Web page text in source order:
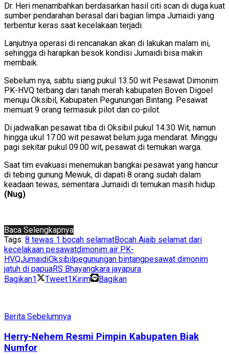
Dr. Heri menambahkan berdasarkan hasil citi scan di duga kuat
sumber pendarahan berasal dari bagian limpa Jumaidi yang
terbentur keras saat kecelakaan terjadi.
Lanjutnya operasi di rencanakan akan di lakukan malam ini,
sehingga di harapkan besok kondisi Jumaidi bisa makin
membaik.
Sebelum nya, sabtu siang pukul 13.50 wit Pesawat Dimonim
PK-HVQ terbang dari tanah merah kabupaten Boven Digoel
menuju Oksibil, Kabupaten Pegunungan Bintang. Pesawat
memuat 9 orang termasuk pilot dan co-pilot.
Di jadwalkan pesawat tiba di Oksibil pukul 14.30 Wit, namun
hingga ukul 17.00 wit pesawat belum juga mendarat. Minggu
pagi sekitar pukul 09.00 wit, pesawat di temukan warga.
Saat tim evakuasi menemukan bangkai pesawat yang hancur
di tebing gunung Mewuk, di dapati 8 orang sudah dalam
keadaan tewas, sementara Jumaidi di temukan masih hidup.
(Nug)
Baca Selengkapnya
Tags: 8 tewas 1 bocah selamatBocah Ajaib selamat dari
kecelakaan pesawatdimonim air PK-
HVQJumaidiOksibilpegunungan bintangpesawat dimonim
jatuh di papuaRS Bhayangkara jayapura
Bagikan1 Tweet1Kirim Bagikan
Berita Sebelumnya
Herry-Nehem Resmi Pimpin Kabupaten Biak
Numfor